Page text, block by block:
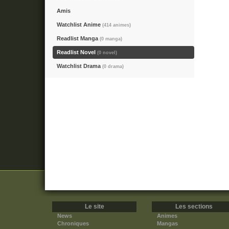
Amis
Watchlist Anime (414 animes)
Readlist Manga (0 manga)
Readlist Novel (0 novel)
Watchlist Drama (0 drama)
Le site
News
Chroniques
Les sections
Animes
Mangas